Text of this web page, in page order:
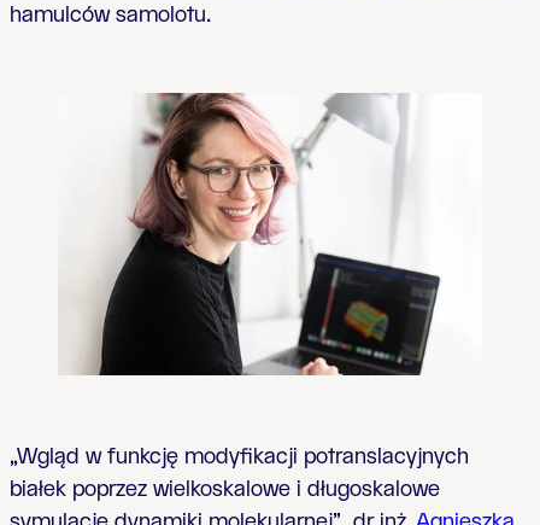
hamulców samolotu.
„Wgląd w funkcję modyfikacji potranslacyjnych
białek poprzez wielkoskalowe i długoskalowe